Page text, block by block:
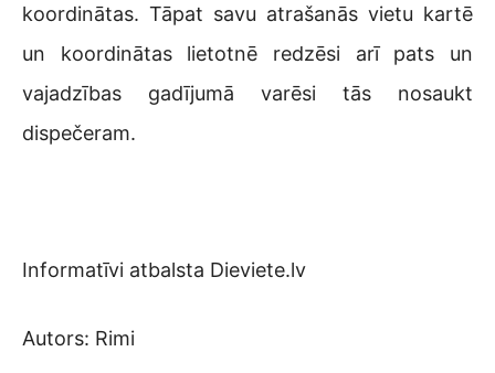
koordinātas. Tāpat savu atrašanās vietu kartē
un koordinātas lietotnē redzēsi arī pats un
vajadzības gadījumā varēsi tās nosaukt
dispečeram.
Informatīvi atbalsta Dieviete.lv
Autors: Rimi